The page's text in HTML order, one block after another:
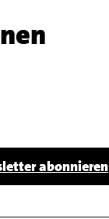
abonnieren